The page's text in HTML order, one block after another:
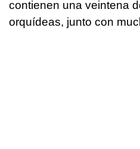
contienen una veintena
orquídeas, junto con